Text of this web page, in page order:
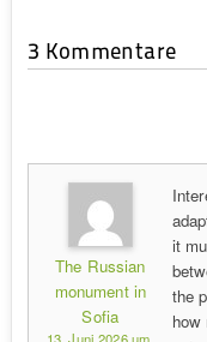
3 Kommentare
The Russian
monument in
Sofia
it
the
how